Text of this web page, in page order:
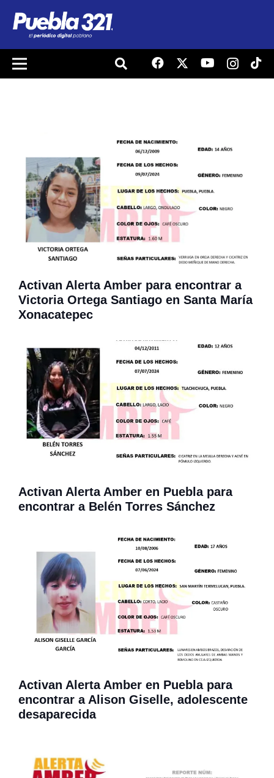
Activan Alerta Amber para encontrar a
Victoria Ortega Santiago en Santa María
Xonacatepec
Activan Alerta Amber en Puebla para
encontrar a Belén Torres Sánchez
Activan Alerta Amber en Puebla para
encontrar a Alison Giselle, adolescente
desaparecida